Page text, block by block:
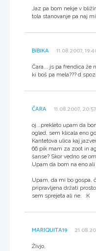
Jaz pa bom nekje v
tola stanovanje pa naj mi
BIBIKA 11.08.2007,
Čara... js pa frendica že
ki boš pa mela??? d
ČARA 11.08.2007, 20:57
oj...prekleto upam da
ogled, sem klicala eno
Kantetova ulica kaj
66 pik mam za zoot in
šanse? Skor vedno se
Upam da bom na eno ali
Upam, da mi bo gospa,
pripravljena držati
sem sprejeta ali ne. :K
MARIQUITA19
Živjo,